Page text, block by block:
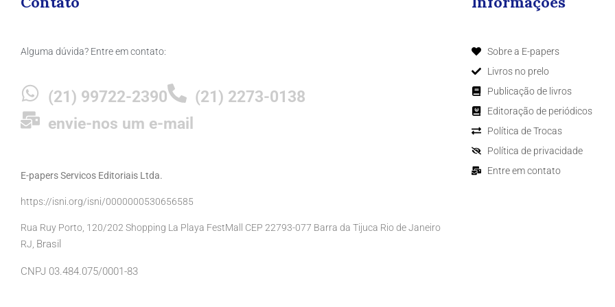
Alguma dúvida? Entre em contato:
(21) 99722-2390
(21) 2273-0138
envie-nos um e-mail
E-papers Servicos Editoriais Ltda.
https://isni.org/isni/0000000530656585
Rua Ruy Porto, 120/202 Shopping La Playa FestMall CEP 22793-077 Barra da Tijuca Rio de Janeiro
RJ, Brasil
CNPJ 03.484.075/0001-83
Sobre a E-papers
Livros no prelo
Publicação de livros
Editoração de periódicos
Política de Trocas
Política de privacidade
Entre em contato